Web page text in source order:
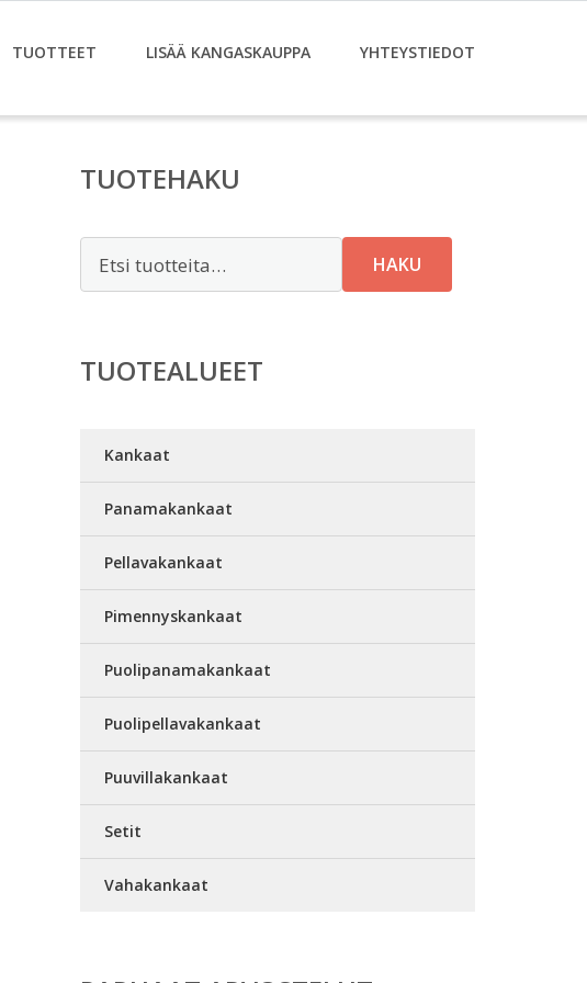
TUOTTEET LISÄÄ KANGASKAUPPA YHTEYSTIEDOT
TUOTEHAKU
HAKU
TUOTEALUEET
Kankaat
Panamakankaat
Pellavakankaat
Pimennyskankaat
Puolipanamakankaat
Puolipellavakankaat
Puuvillakankaat
Setit
Vahakankaat